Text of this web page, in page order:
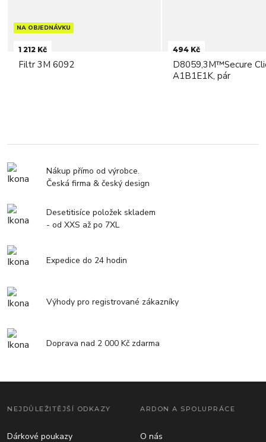
NA OBJEDNÁVKU
1 212 Kč
Filtr 3M 6092
494 Kč
D8059,3M™Secure
A1B1E1K, pár
Nákup přímo od výrobce.
Česká firma & český design
Desetitisíce položek skladem
- od XXS až po 7XL
Expedice do 24 hodin
Výhody pro registrované zákazníky
Doprava nad 2 000 Kč zdarma
NEJDŮLEŽITĚJŠÍ ODKAZY
Dárkové poukazy
ARDON A SPOLUPRÁCE
O nás